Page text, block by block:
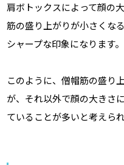
肩ボトックスによって顔の
筋の盛り上がりが小さくな
シャープな印象になります。
このように、僧帽筋の盛り
が、それ以外で顔の大きさ
ていることが多いと考えられ